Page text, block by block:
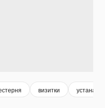
визитки